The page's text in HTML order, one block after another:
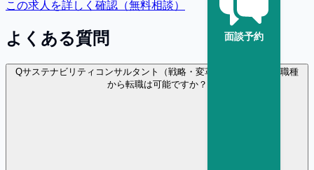
面談予約
この求人を詳しく確認（無料相談）
よくある質問
Qサステナビリティコンサルタント（戦略・変革） に異業種・異職種
から転職は可能ですか？